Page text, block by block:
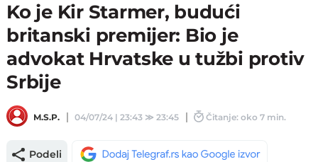
Ko je Kir Starmer, budući
britanski premijer: Bio je
advokat Hrvatske u tužbi protiv
Srbije
M.S.P. 04/07/24 | 23:43 ≫23:45 Čitanje: oko 7 min.
Podeli